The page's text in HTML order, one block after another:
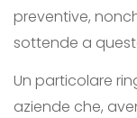
preventive,
sottende a
Un particolare
aziende che,